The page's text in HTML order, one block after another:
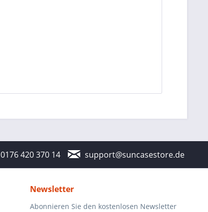
0176 420 370 14 support@suncasestore.de
Newsletter
Abonnieren Sie den kostenlosen Newsletter